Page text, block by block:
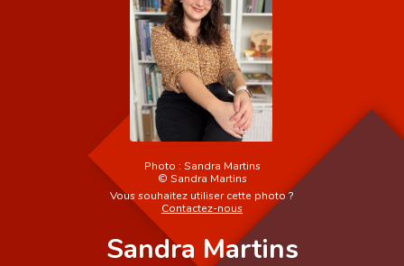
Recherche avancée
Foire aux questionsPhoto : Sandra Martins
© Sandra Martins
Vous souhaitez utiliser cette photo ?
Contactez-nous
Sandra Martins